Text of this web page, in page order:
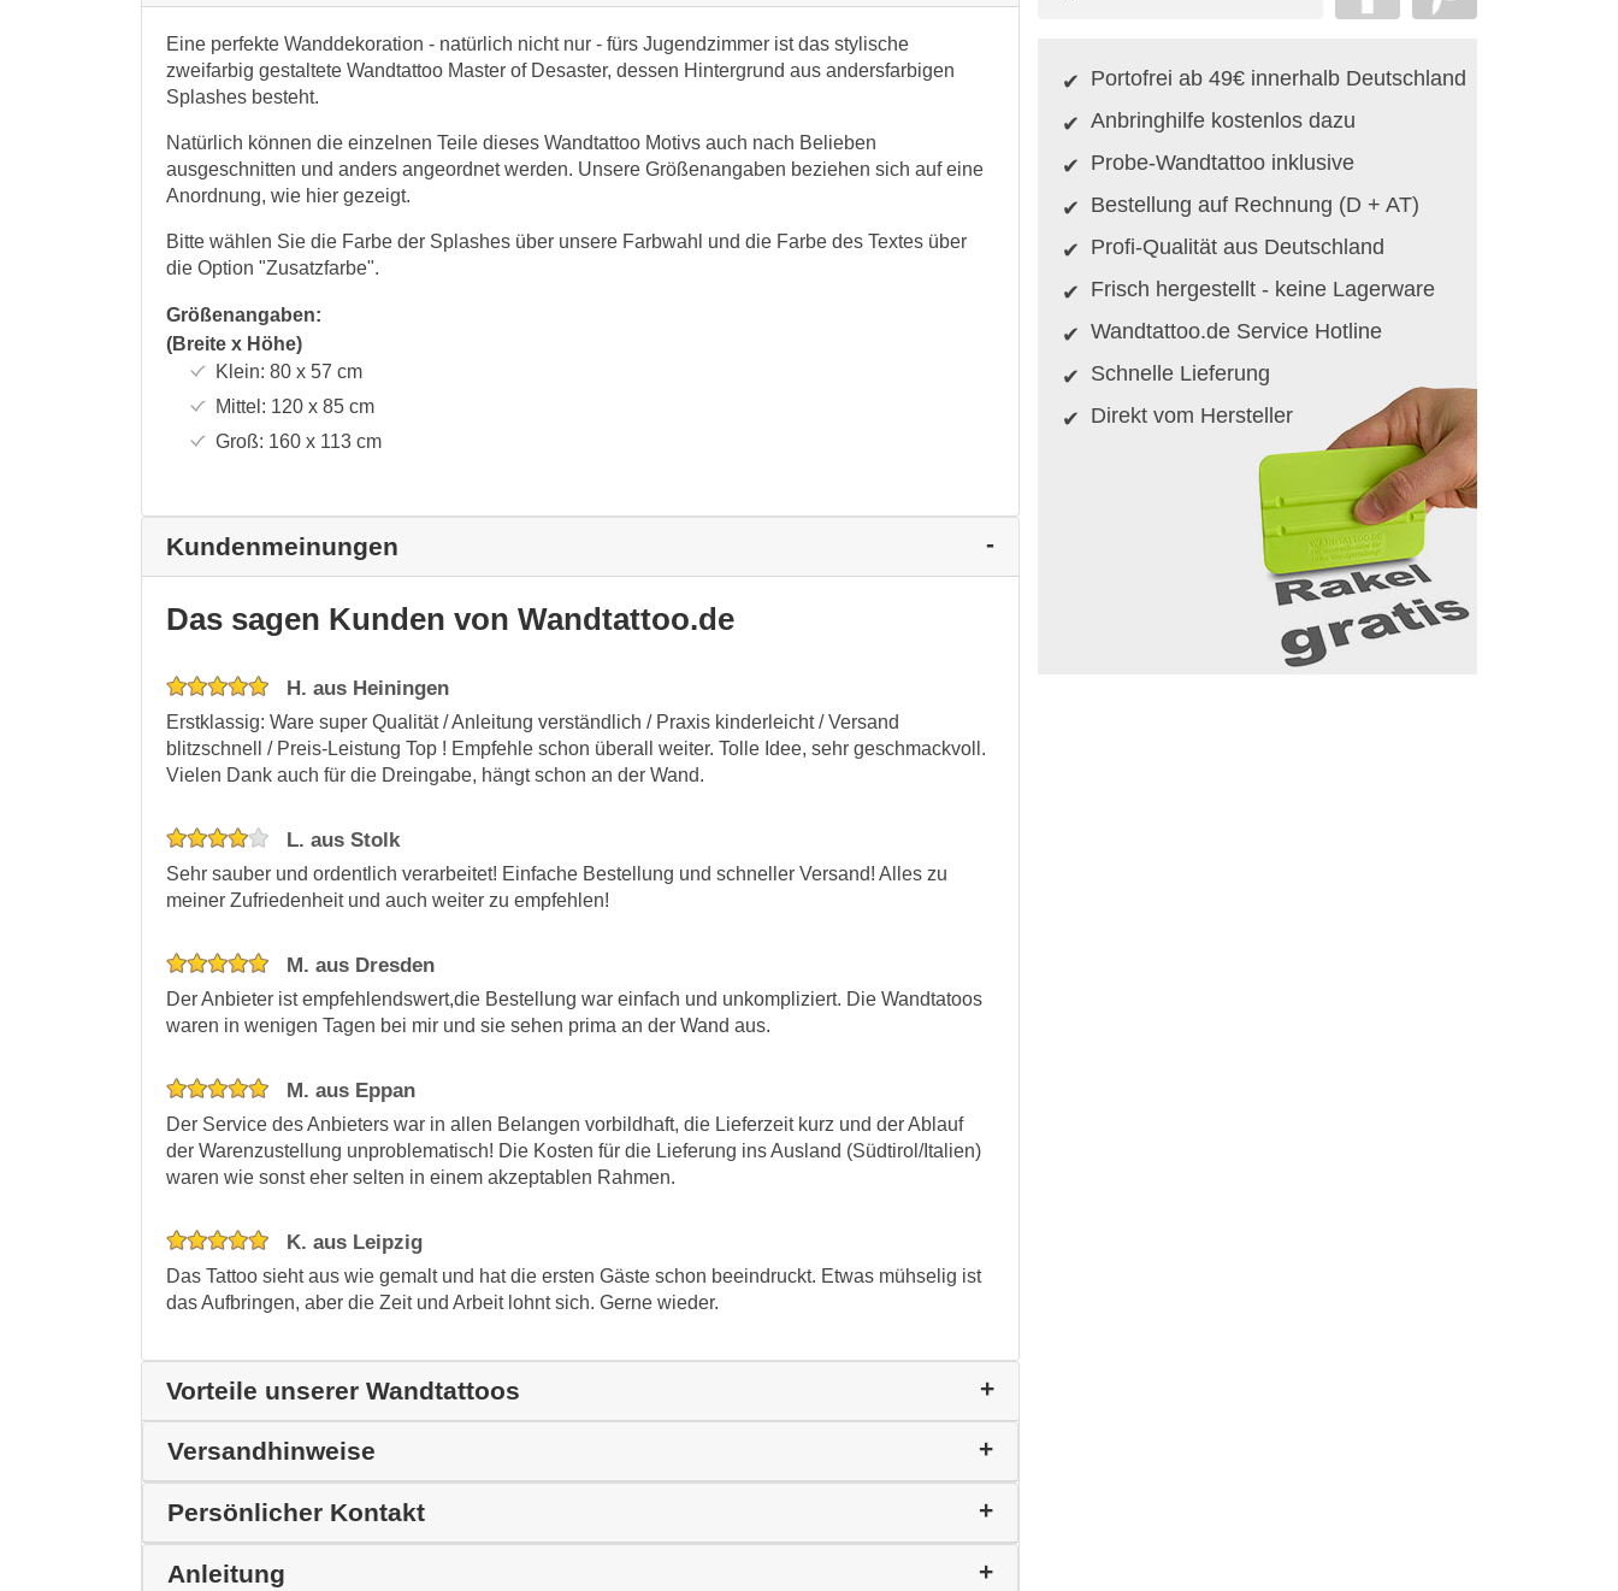
Eine perfekte Wanddekoration - natürlich nicht nur - fürs Jugendzimmer ist das stylische
zweifarbig gestaltete Wandtattoo Master of Desaster, dessen Hintergrund aus andersfarbigen
Splashes besteht.
Natürlich können die einzelnen Teile dieses Wandtattoo Motivs auch nach Belieben
ausgeschnitten und anders angeordnet werden. Unsere Größenangaben beziehen sich auf eine
Anordnung, wie hier gezeigt.
Bitte wählen Sie die Farbe der Splashes über unsere Farbwahl und die Farbe des Textes über
die Option "Zusatzfarbe".
Größenangaben:
(Breite x Höhe)
Klein: 80 x 57 cm
Mittel: 120 x 85cm
Groß: 160 x 113cm
Kundenmeinungen
Das sagen Kunden von Wandtattoo.de
H. aus Heiningen
Erstklassig: Ware super Qualität / Anleitung verständlich / Praxis kinderleicht / Versand
blitzschnell / Preis-Leistung Top ! Empfehle schon überall weiter. Tolle Idee, sehr geschmackvoll.
Vielen Dank auch für die Dreingabe, hängt schon an der Wand.
L. aus Stolk
Sehr sauber und ordentlich verarbeitet! Einfache Bestellung und schneller Versand! Alles zu
meiner Zufriedenheit und auch weiter zu empfehlen!
M. aus Dresden
Der Anbieter ist empfehlendswert,die Bestellung war einfach und unkompliziert. Die Wandtatoos
waren in wenigen Tagen bei mir und sie sehen prima an der Wand aus.
M. aus Eppan
Der Service des Anbieters war in allen Belangen vorbildhaft, die Lieferzeit kurz und der Ablauf
der Warenzustellung unproblematisch! Die Kosten für die Lieferung ins Ausland (Südtirol/Italien)
waren wie sonst eher selten in einem akzeptablen Rahmen.
K. aus Leipzig
Das Tattoo sieht aus wie gemalt und hat die ersten Gäste schon beeindruckt. Etwas mühselig ist
das Aufbringen, aber die Zeit und Arbeit lohnt sich. Gerne wieder.
Vorteile unserer Wandtattoos
Versandhinweise
Persönlicher Kontakt
Anleitung
Portofrei ab 49€ innerhalb Deutschland
Anbringhilfe kostenlos dazu
Probe-Wandtattoo inklusive
Bestellung auf Rechnung (D + AT)
Profi-Qualität aus Deutschland
Frisch hergestellt - keine Lagerware
Wandtattoo.de Service Hotline
Schnelle Lieferung
Direkt vom Hersteller